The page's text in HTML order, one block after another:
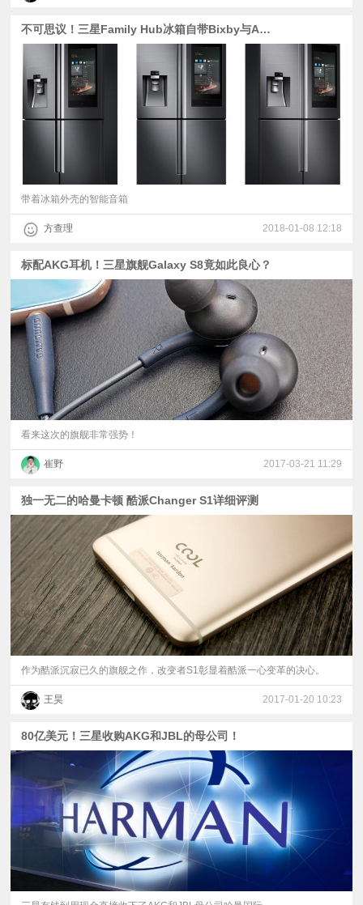
验
不可思议！三星Family Hub冰箱自带Bixby与AKG音箱
带着冰箱外壳的智能音箱
方查理 2018-01-08 12:18
标配AKG耳机！三星旗舰Galaxy S8竟如此良心？
看来这次的旗舰非常强势！
崔野 2017-03-21 11:29
独一无二的哈曼卡顿 酷派Changer S1详细评测
作为酷派沉寂已久的旗舰之作，改变者S1彰显着酷派一心变革的决心。
王昊 2017-01-20 10:23
80亿美元！三星收购AKG和JBL的母公司！